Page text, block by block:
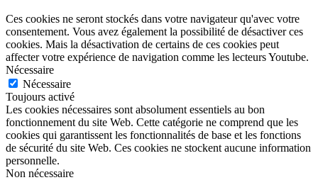
Ces cookies ne seront stockés dans votre navigateur qu'avec votre
consentement. Vous avez également la possibilité de désactiver ces
cookies. Mais la désactivation de certains de ces cookies peut
affecter votre expérience de navigation comme les lecteurs Youtube.
Nécessaire
Nécessaire
Toujours activé
Les cookies nécessaires sont absolument essentiels au bon
fonctionnement du site Web. Cette catégorie ne comprend que les
cookies qui garantissent les fonctionnalités de base et les fonctions
de sécurité du site Web. Ces cookies ne stockent aucune information
personnelle.
Non nécessaire